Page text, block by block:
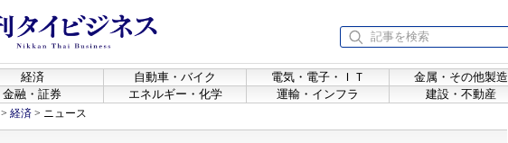
経済 自動車・バイク 電気・電子・ＩＴ 金属・その他製造
金融・証券
エネルギー・化学 運輸・インフラ 建設・不動産
> 経済 > ニュース